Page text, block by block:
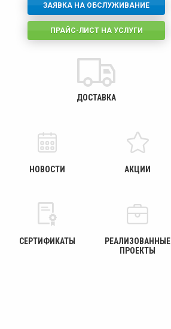
ЗАЯВКА НА ОБСЛУЖИВАНИЕ
ПРАЙС-ЛИСТ НА УСЛУГИ
ДОСТАВКА
НОВОСТИ АКЦИИ
СЕРТИФИКАТЫ
РЕАЛИЗОВАННЫЕ
ПРОЕКТЫ